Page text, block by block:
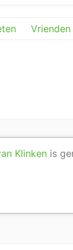
Vrienden
Klinkenis